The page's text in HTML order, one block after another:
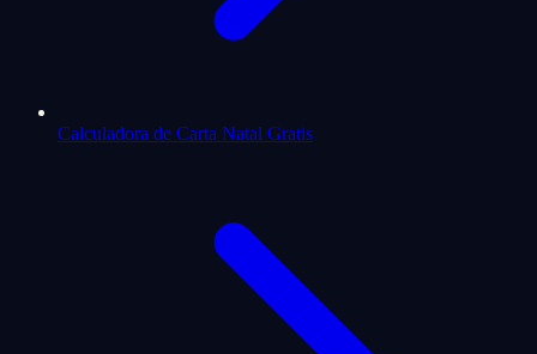
Calculadora de Carta Natal Gratis